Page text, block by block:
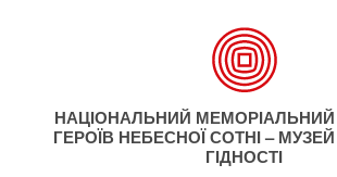
НАЦІОНАЛЬНИЙ
ГЕРОЇВ НЕБЕСНОЇ СОТНІ –
ГІДНОСТІ